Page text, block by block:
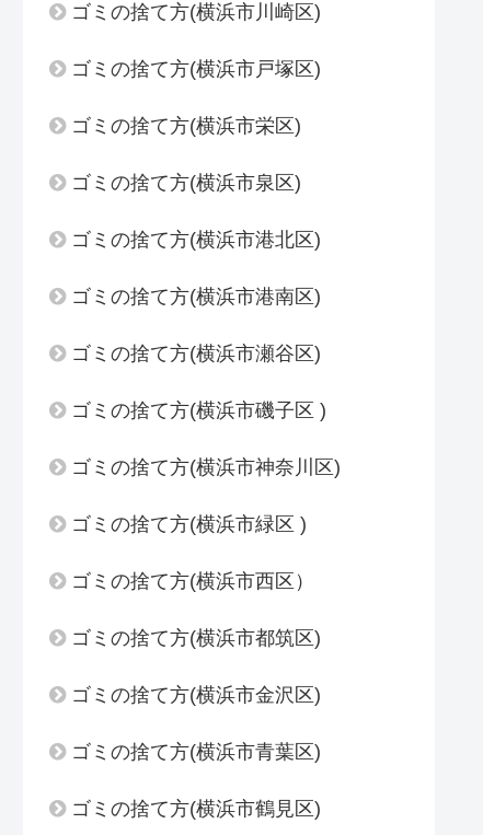
ゴミの捨て方(横浜市川崎区)
ゴミの捨て方(横浜市戸塚区)
ゴミの捨て方(横浜市栄区)
ゴミの捨て方(横浜市泉区)
ゴミの捨て方(横浜市港北区)
ゴミの捨て方(横浜市港南区)
ゴミの捨て方(横浜市瀬谷区)
ゴミの捨て方(横浜市磯子区 )
ゴミの捨て方(横浜市神奈川区)
ゴミの捨て方(横浜市緑区 )
ゴミの捨て方(横浜市西区）
ゴミの捨て方(横浜市都筑区)
ゴミの捨て方(横浜市金沢区)
ゴミの捨て方(横浜市青葉区)
ゴミの捨て方(横浜市鶴見区)